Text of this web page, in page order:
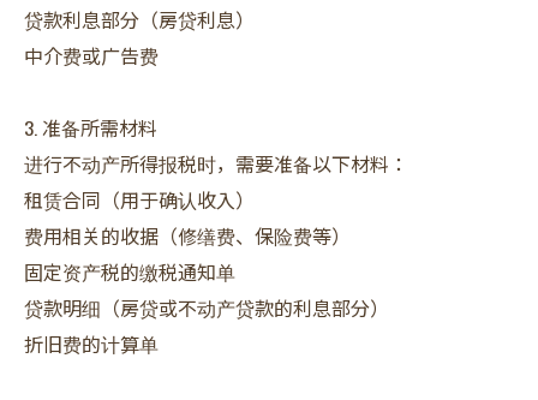
贷款利息部分（房贷利息）
中介费或广告费
3. 准备所需材料
进行不动产所得报税时，需要准备以下材料：
租赁合同（用于确认收入）
费用相关的收据（修缮费、保险费等）
固定资产税的缴税通知单
贷款明细（房贷或不动产贷款的利息部分）
折旧费的计算单